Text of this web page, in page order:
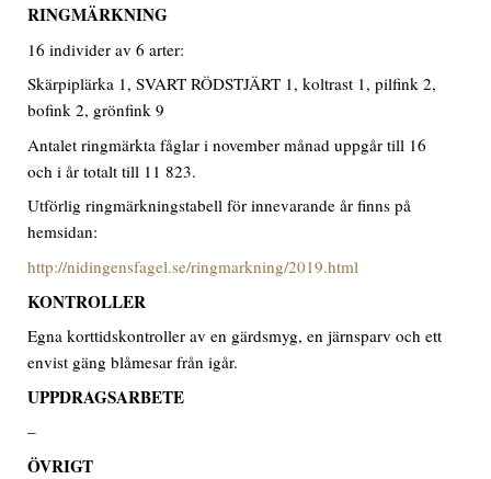
RINGMÄRKNING
16 individer av 6 arter:
Skärpiplärka 1, SVART RÖDSTJÄRT 1, koltrast 1, pilfink 2,
bofink 2, grönfink 9
Antalet ringmärkta fåglar i november månad uppgår till 16
och i år totalt till 11 823.
Utförlig ringmärkningstabell för innevarande år finns på
hemsidan:
http://nidingensfagel.se/ringmarkning/2019.html
KONTROLLER
Egna korttidskontroller av en gärdsmyg, en järnsparv och ett
envist gäng blåmesar från igår.
UPPDRAGSARBETE
–
ÖVRIGT